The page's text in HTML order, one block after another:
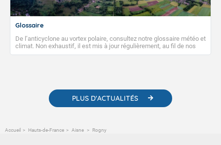
Glossaire
De l’anticyclone au vortex polaire, consultez notre glossaire météo et
climat. Non exhaustif, il est mis à jour régulièrement, au fil de nos
publications. Vous y trouverez également des liens utiles vers nos
PLUS D'ACTUALITÉS
Accueil Hauts-de-France Aisne Rogny